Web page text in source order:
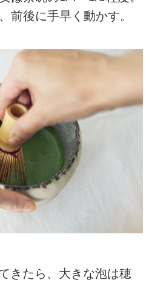
前後に手早く動かす。
きたら、大きな泡は穂